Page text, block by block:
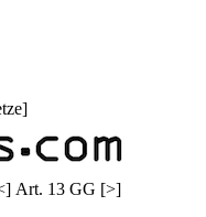
]
] Art. 13 GG [>]